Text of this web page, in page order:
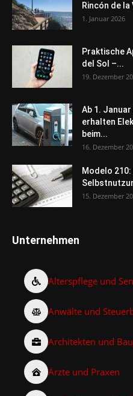
Rincón de
1. Januar 2026
Praktische
del Sol –...
19. Dezember
Ab 1. Januar
erhalten
beim...
16. Dezember
Modelo
15. Dezember
Unternehmen
Alterspflege und
Anwälte und
Architekten und
Ärzte und Praxen